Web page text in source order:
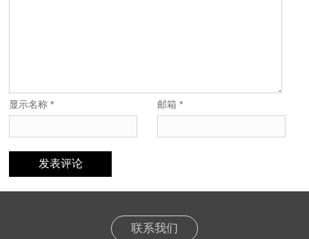
显示名称* 邮箱*
联系我们